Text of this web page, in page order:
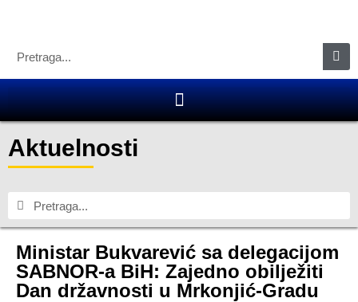
Aktuelnosti
Ministar Bukvarević sa delegacijom
SABNOR-a BiH: Zajedno obilježiti
Dan državnosti u Mrkonjić-Gradu